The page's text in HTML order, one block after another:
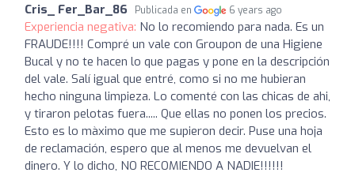
Cris_ Fer_Bar_86 Publicada en 6 years ago
Experiencia negativa: No lo recomiendo para nada. Es un
FRAUDE!!!! Compré un vale con Groupon de una Higiene
Bucal y no te hacen lo que pagas y pone en la descripción
del vale. Salí igual que entré, como si no me hubieran
hecho ninguna limpieza. Lo comenté con las chicas de ahi,
y tiraron pelotas fuera..... Que ellas no ponen los precios.
Esto es lo màximo que me supieron decir. Puse una hoja
de reclamación, espero que al menos me devuelvan el
dinero. Y lo dicho, NO RECOMIENDO A NADIE!!!!!!